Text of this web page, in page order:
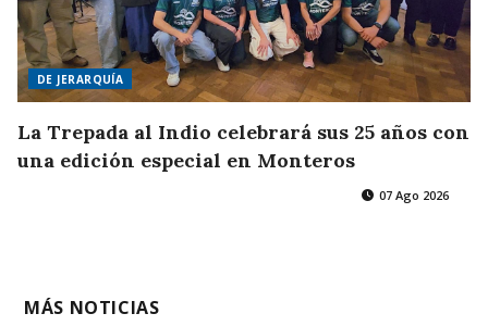
DE JERARQUÍA
La Trepada al Indio celebrará sus 25 años con
una edición especial en Monteros
07 Ago 2026
MÁS NOTICIAS